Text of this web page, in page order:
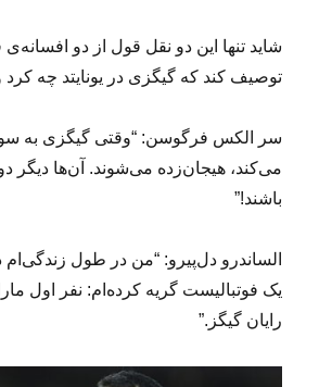
شاید تنها این دو نقل قول از دو افسانه‌ی
توصیف کند که گیگزی در یونایتد چه کرد
سر الکس فرگوسن: “وقتی گیگزی به
می‌کند، هیجان‌زده می‌شوند. آن‌ها دیگر
باشند!”
الساندرو دل‌پیرو: “من در طول زندگی‌ام
یک فوتبالیست گریه کرده‌ام: نفر اول
رایان گیگز.”